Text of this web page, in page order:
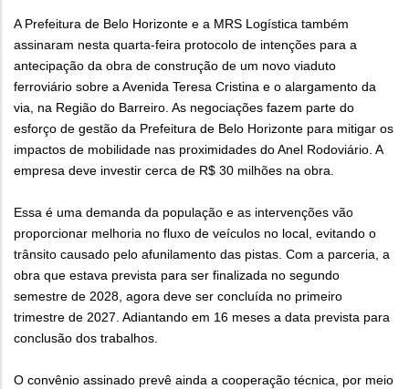
A Prefeitura de Belo Horizonte e a MRS Logística também
assinaram nesta quarta-feira protocolo de intenções para a
antecipação da obra de construção de um novo viaduto
ferroviário sobre a Avenida Teresa Cristina e o alargamento da
via, na Região do Barreiro. As negociações fazem parte do
esforço de gestão da Prefeitura de Belo Horizonte para mitigar os
impactos de mobilidade nas proximidades do Anel Rodoviário. A
empresa deve investir cerca de R$ 30 milhões na obra.
Essa é uma demanda da população e as intervenções vão
proporcionar melhoria no fluxo de veículos no local, evitando o
trânsito causado pelo afunilamento das pistas. Com a parceria, a
obra que estava prevista para ser finalizada no segundo
semestre de 2028, agora deve ser concluída no primeiro
trimestre de 2027. Adiantando em 16 meses a data prevista para
conclusão dos trabalhos.
O convênio assinado prevê ainda a cooperação técnica, por meio